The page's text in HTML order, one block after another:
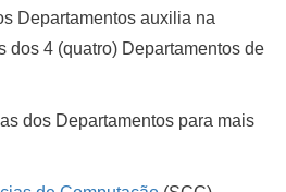
Departamentos auxilia na
dos 4 (quatro) Departamentos de
dos Departamentos para mais